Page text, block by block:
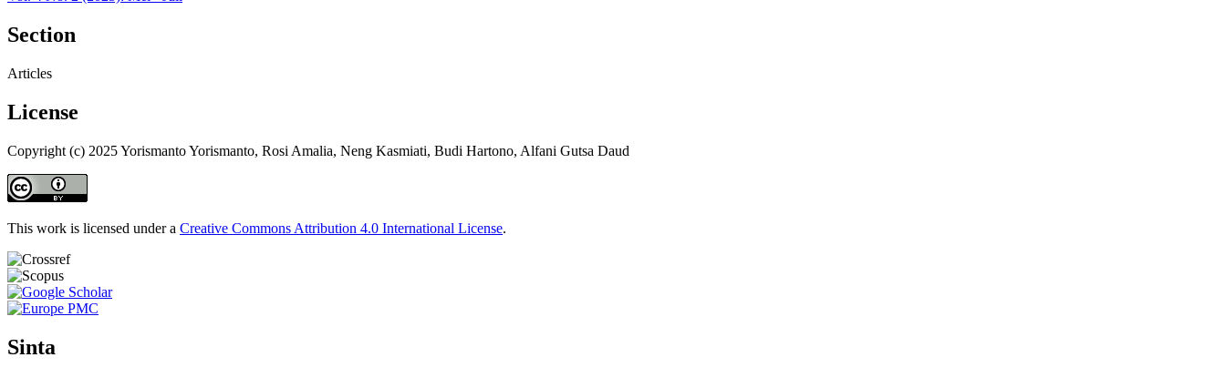
Section
Articles
License
Copyright (c) 2025 Yorismanto Yorismanto, Rosi Amalia, Neng Kasmiati, Budi Hartono, Alfani Gutsa Daud
This work is licensed under a Creative Commons Attribution 4.0 International License.
Sinta